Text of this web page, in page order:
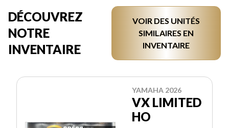
DÉCOUVREZ
NOTRE
INVENTAIRE
VOIR DES UNITÉS
SIMILAIRES EN
INVENTAIRE
YAMAHA 2026
VX LIMITED
HO